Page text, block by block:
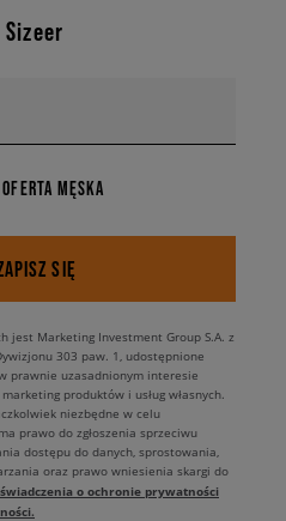
OFERTA MĘSKA
SIĘ
jest Marketing Investment Group S.A. z
303 paw. 1, udostępnione
prawnie uzasadnionym interesie
produktów i usług własnych.
niezbędne w celu
prawo do zgłoszenia sprzeciwu
dostępu do danych, sprostowania,
oraz prawo wniesienia skargi do
o ochronie prywatności